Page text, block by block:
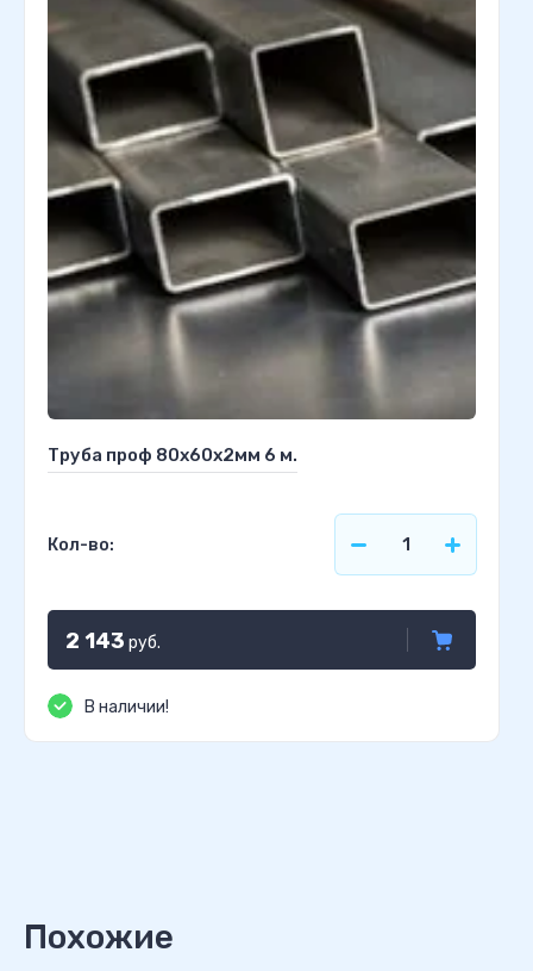
Труба проф 80х60х2мм 6 м.
Кол-во:
2 143 руб.
В наличии!
Похожие